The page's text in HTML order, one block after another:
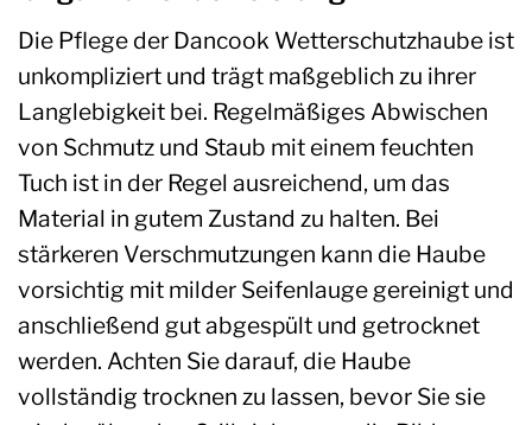
Die Pflege der Dancook Wetterschutzhaube ist
unkompliziert und trägt maßgeblich zu ihrer
Langlebigkeit bei. Regelmäßiges Abwischen
von Schmutz und Staub mit einem feuchten
Tuch ist in der Regel ausreichend, um das
Material in gutem Zustand zu halten. Bei
stärkeren Verschmutzungen kann die Haube
vorsichtig mit milder Seifenlauge gereinigt und
anschließend gut abgespült und getrocknet
werden. Achten Sie darauf, die Haube
vollständig trocknen zu lassen, bevor Sie sie